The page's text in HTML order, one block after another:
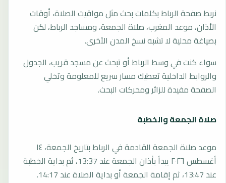
نربط صفحة الرباط بكلمات بحث مثل مواقيت الصلاة، أوقات
الأذان، موعد المغرب، صلاة الجمعة، ومساجد الرباط، لكن
بصياغة محلية لا تشبه نسخ المدن الأخرى.
سواء كنت في وسط الرباط أو تبحث عن مسجد قريب، الجدول
والروابط الداخلية تعطيك مسار سريع للمعلومة وتخلي
الصفحة مفيدة للزائر ومحركات البحث.
صلاة الجمعة والخطبة
موعد صلاة الجمعة القادمة في الرباط بتاريخ الجمعة، ١٤
أغسطس ٢٠٢٦ يبدأ بأذان الجمعة عند 13:37، ثم بداية الخطبة
عند 13:47، ثم إقامة الجمعة أو بداية الصلاة عند 14:17.